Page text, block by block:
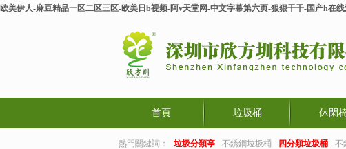
欧美伊人-麻豆精品一区二区三区-欧美日b视频-阿v天堂网-中文字幕第六页-狠狠干干-国产h
首頁 垃圾桶 休閑
熱門關鍵詞： 垃圾分類亭 不銹鋼垃圾桶 四分類垃圾桶 不